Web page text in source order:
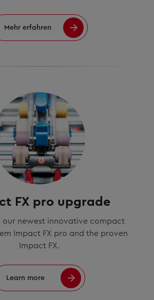
Mehr erfahren
FX pro upgrade
our newest innovative compact
Impact FX pro and the proven
Impact FX.
Learn more